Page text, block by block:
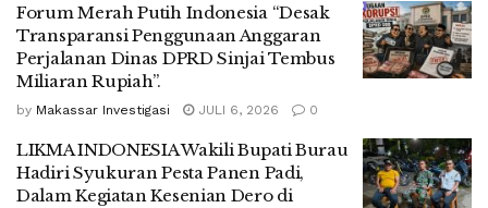
Forum Merah Putih Indonesia “Desak
Transparansi Penggunaan Anggaran
Perjalanan Dinas DPRD Sinjai Tembus
Miliaran Rupiah”.
by Makassar Investigasi JULI 6, 2026 0
LIKMA INDONESIA Wakili Bupati Burau
Hadiri Syukuran Pesta Panen Padi,
Dalam Kegiatan Kesenian Dero di